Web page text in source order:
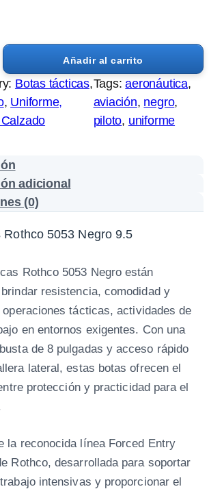
Añadir al carrito
Botas tácticas ,
, Uniforme,
Tags:aeronáutica
aviación, negro
piloto, uniforme
adicional
(0)
Rothco 5053 Negro 9.5
Rothco 5053 Negro están
resistencia, comodidad y
tácticas, actividades de
en entornos exigentes. Con una
de 8 pulgadas y acceso rápido
lateral, estas botas ofrecen el
protección y practicidad para el
la reconocida línea Forced Entry
Rothco, desarrollada para soportar
intensivas y proporcionar el